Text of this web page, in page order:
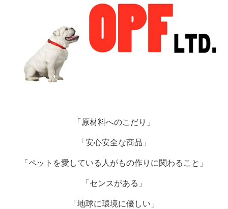
「原材料へのこだり」
「安心安全な商品」
「ペットを愛している人がもの作りに関わること」
「センスがある」
「地球に環境に優しい」